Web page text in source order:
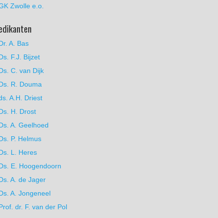
Zwolle e.o.
A. Bas
F.J. Bijzet
C. van Dijk
R. Douma
A.H. Driest
H. Drost
A. Geelhoed
P. Helmus
L. Heres
E. Hoogendoorn
A. de Jager
A. Jongeneel
dr. F. van der Pol